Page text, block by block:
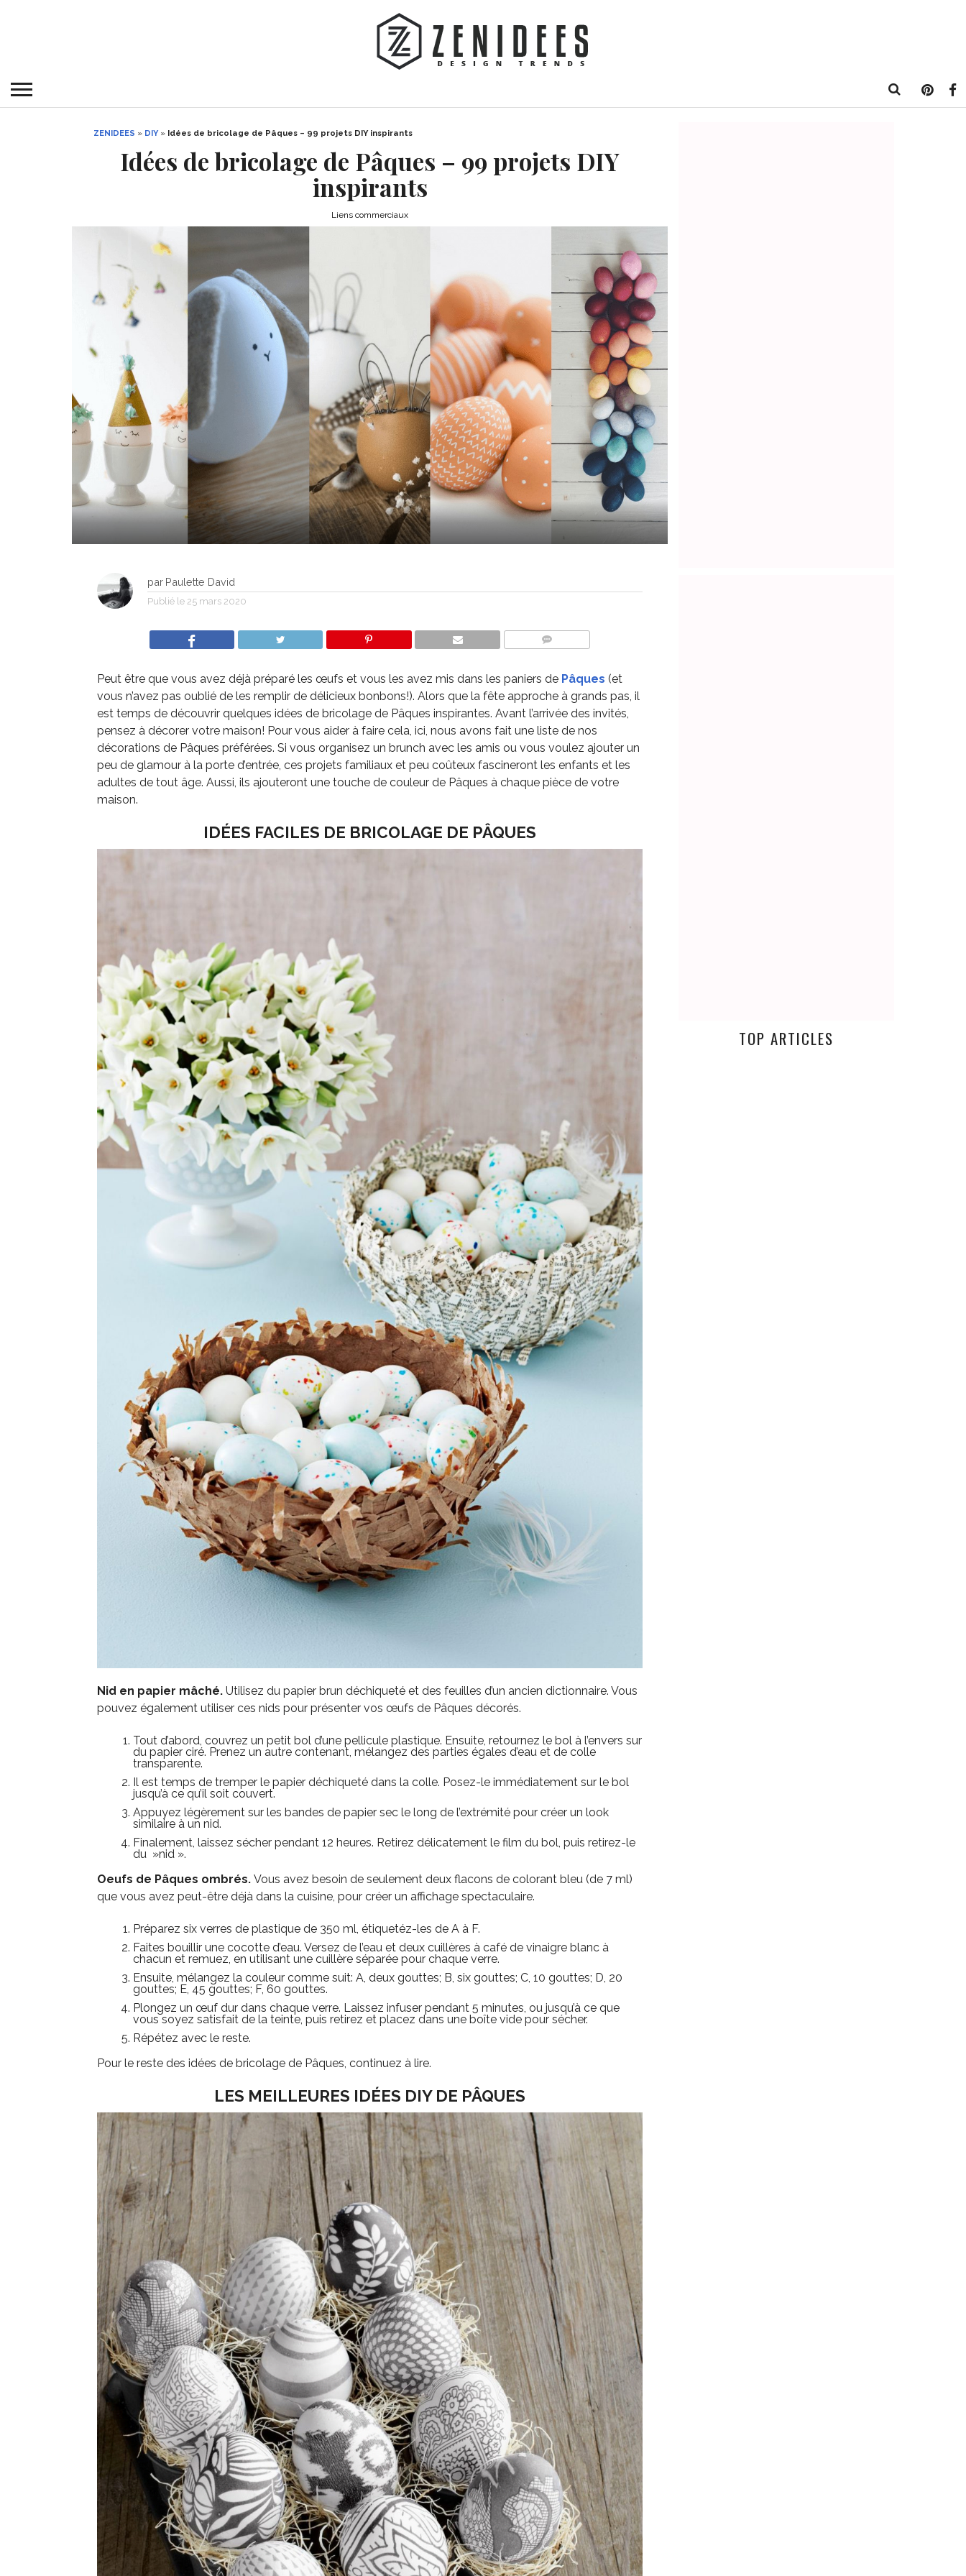
ZENIDEES » DIY» Idées de bricolage de Pâques – 99 projets DIY inspirants
Idées de bricolage de Pâques – 99 projets DIY
inspirants
Liens commerciaux
par Paulette David
Publié le 25 mars 2020
Peut être que vous avez déjà préparé les œufs et vous les avez mis dans les paniers de Pâques (et
vous n’avez pas oublié de les remplir de délicieux bonbons!). Alors que la fête approche à grands pas, il
est temps de découvrir quelques idées de bricolage de Pâques inspirantes. Avant l’arrivée des invités,
pensez à décorer votre maison! Pour vous aider à faire cela, ici, nous avons fait une liste de nos
décorations de Pâques préférées. Si vous organisez un brunch avec les amis ou vous voulez ajouter un
peu de glamour à la porte d’entrée, ces projets familiaux et peu coûteux fascineront les enfants et les
adultes de tout âge. Aussi, ils ajouteront une touche de couleur de Pâques à chaque pièce de votre
maison.
IDÉES FACILES DE BRICOLAGE DE PÂQUES
Nid en papier mâché. Utilisez du papier brun déchiqueté et des feuilles d’un ancien dictionnaire. Vous
pouvez également utiliser ces nids pour présenter vos œufs de Pâques décorés.
Tout d’abord, couvrez un petit bol d’une pellicule plastique. Ensuite, retournez le bol à l’envers sur
du papier ciré. Prenez un autre contenant, mélangez des parties égales d’eau et de colle
transparente.
Il est temps de tremper le papier déchiqueté dans la colle. Posez-le immédiatement sur le bol
jusqu’à ce qu’il soit couvert.
Appuyez légèrement sur les bandes de papier sec le long de l’extrémité pour créer un look
similaire à un nid.
Finalement, laissez sécher pendant 12 heures. Retirez délicatement le film du bol, puis retirez-le
du »nid ».
Oeufs de Pâques ombrés. Vous avez besoin de seulement deux flacons de colorant bleu (de 7 ml)
que vous avez peut-être déjà dans la cuisine, pour créer un affichage spectaculaire.
Préparez six verres de plastique de 350 ml, étiquetéz-les de A à F.
Faites bouillir une cocotte d’eau. Versez de l’eau et deux cuillères à café de vinaigre blanc à
chacun et remuez, en utilisant une cuillère séparée pour chaque verre.
Ensuite, mélangez la couleur comme suit: A, deux gouttes; B, six gouttes; C, 10 gouttes; D, 20
gouttes; E, 45 gouttes; F, 60 gouttes.
Plongez un œuf dur dans chaque verre. Laissez infuser pendant 5 minutes, ou jusqu’à ce que
vous soyez satisfait de la teinte, puis retirez et placez dans une boîte vide pour sécher.
Répétez avec le reste.
Pour le reste des idées de bricolage de Pâques, continuez à lire.
LES MEILLEURES IDÉES DIY DE PÂQUES
TOP ARTICLES